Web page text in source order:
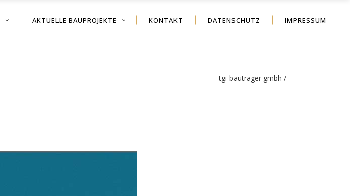
AKTUELLE BAUPROJEKTE KONTAKT DATENSCHUTZ IMPRESSUM
tgi-bauträger gmbh /